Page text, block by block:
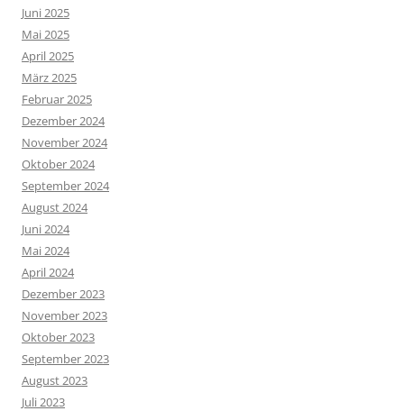
Juni 2025
Mai 2025
April 2025
März 2025
Februar 2025
Dezember 2024
November 2024
Oktober 2024
September 2024
August 2024
Juni 2024
Mai 2024
April 2024
Dezember 2023
November 2023
Oktober 2023
September 2023
August 2023
Juli 2023